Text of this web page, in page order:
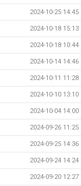
2024-10-25 14:45
2024-10-18 15:13
2024-10-18 10:44
2024-10-14 14:46
2024-10-11 11:28
2024-10-10 13:10
2024-10-04 14:00
2024-09-26 11:25
2024-09-25 14:36
2024-09-24 14:24
2024-09-20 12:27